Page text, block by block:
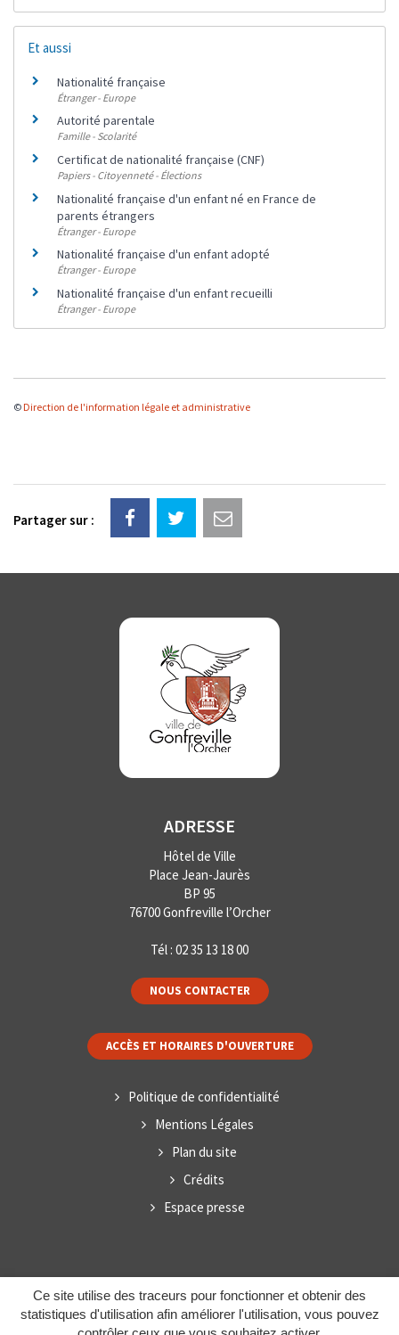
Ce site utilise des traceurs pour fonctionner et obtenir des
statistiques d'utilisation afin améliorer l'utilisation, vous pouvez
Et aussi
Nationalité française
Étranger - Europe
Autorité parentale
Famille - Scolarité
Certificat de nationalité française (CNF)
Papiers - Citoyenneté - Élections
Nationalité française d'un enfant né en France de
parents étrangers
Étranger - Europe
Nationalité française d'un enfant adopté
Étranger - Europe
Nationalité française d'un enfant recueilli
Étranger - Europe
© Direction de l'information légale et administrative
Partager sur :
ADRESSE
Hôtel de Ville
Place Jean-Jaurès
BP 95
76700 Gonfreville l’Orcher
Tél : 02 35 13 18 00
NOUS CONTACTER
ACCÈS ET HORAIRES D'OUVERTURE
Politique de confidentialité
Mentions Légales
Plan du site
Crédits
Espace presse